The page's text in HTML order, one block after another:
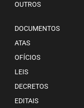
OUTROS
DOCUMENTOS
ATAS
OFÍCIOS
LEIS
DECRETOS
EDITAIS